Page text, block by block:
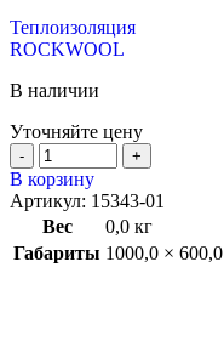
Теплоизоляция
ROCKWOOL
В наличии
Уточняйте цену
В корзину
Артикул: 15343-01
Вес
0,0 кг
Габариты 1000,0 ×